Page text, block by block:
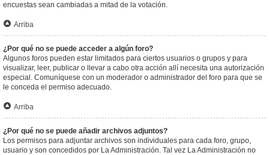
encuestas sean cambiadas a mitad de la votación.
Arriba
¿Por qué no se puede acceder a algún foro?
Algunos foros pueden estar limitados para ciertos usuarios o grupos y para
visualizar, leer, publicar o llevar a cabo otra acción allí necesita una autorización
especial. Comuníquese con un moderador o administrador del foro para que se
le conceda el permiso adecuado.
Arriba
¿Por qué no se puede añadir archivos adjuntos?
Los permisos para adjuntar archivos son individuales para cada foro, grupo,
usuario y son concedidos por La Administración. Tal vez La Administración no